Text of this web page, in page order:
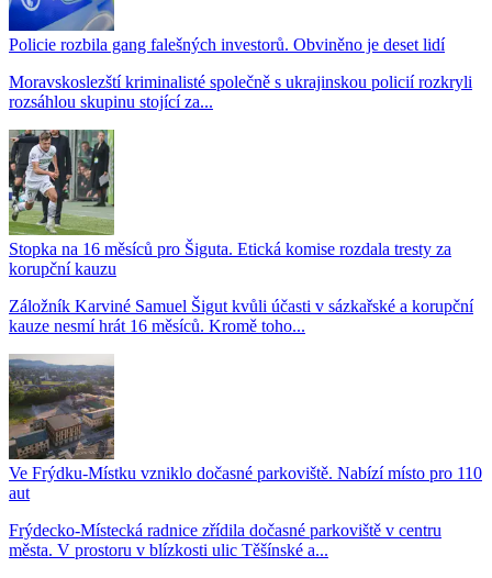
Policie rozbila gang falešných investorů. Obviněno je deset lidí
Moravskoslezští kriminalisté společně s ukrajinskou policií rozkryli
rozsáhlou skupinu stojící za...
Stopka na 16 měsíců pro Šiguta. Etická komise rozdala tresty za
korupční kauzu
Záložník Karviné Samuel Šigut kvůli účasti v sázkařské a korupční
kauze nesmí hrát 16 měsíců. Kromě toho...
Ve Frýdku-Místku vzniklo dočasné parkoviště. Nabízí místo pro 110
aut
Frýdecko-Místecká radnice zřídila dočasné parkoviště v centru
města. V prostoru v blízkosti ulic Těšínské a...